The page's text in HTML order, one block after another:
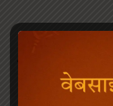
June 30, 2022